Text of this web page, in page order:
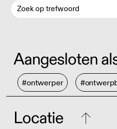
Aangesloten
#ontwerper
Locatie